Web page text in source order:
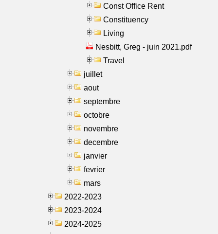
Const Office Rent
Constituency
Living
Nesbitt, Greg - juin 2021.pdf
Travel
juillet
aout
septembre
octobre
novembre
decembre
janvier
fevrier
mars
2022-2023
2023-2024
2024-2025